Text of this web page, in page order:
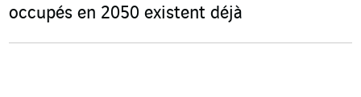
occupés en 2050 existent déjà